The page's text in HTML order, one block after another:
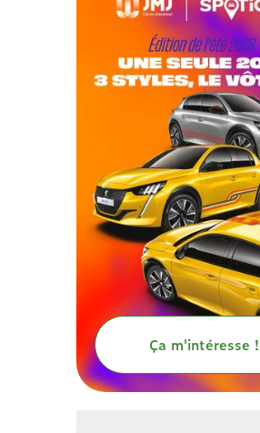
Ça m'intéresse !